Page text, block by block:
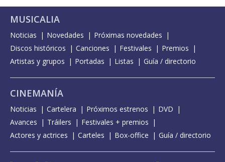
MUSICALIA
Noticias Novedades
Próximas novedades
Discos históricos
Canciones Festivales
Premios
Artistas y grupos
Portadas Listas Guía / directorio
CINEMANÍA
Noticias Cartelera Próximos estrenos
DVD
Avances
Tráilers
Festivales + premios
Actores y actrices
Carteles Box-office Guía / directorio